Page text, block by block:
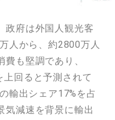
政府は外国人観光客
人から、約2800万人
も堅調であり、
上回ると予測されて
輸出シェア17%を占
気減速を背景に輸出